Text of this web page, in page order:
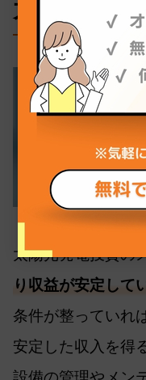
太陽光発電
太陽光発電投資の
り収益が安定して
条件が整っていれ
安定した収入を得